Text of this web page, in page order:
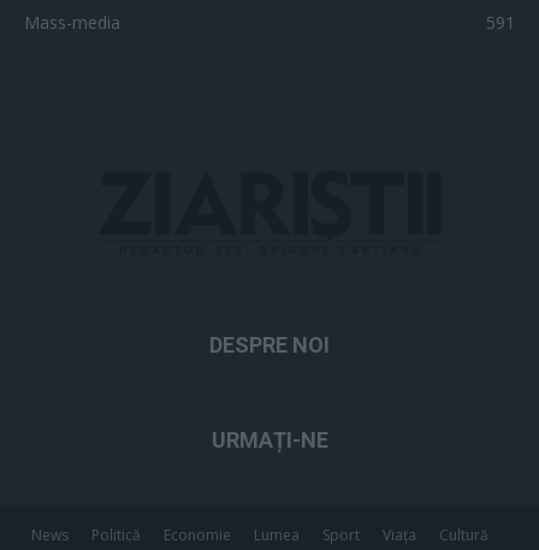
Mass-media
591
DESPRE NOI
URMAȚI-NE
News Politică Economie Lumea Sport Viața Cultură